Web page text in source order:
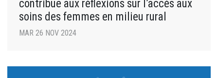
contribue aux réflexions sur l’accès aux
soins des femmes en milieu rural
MAR 26 NOV 2024